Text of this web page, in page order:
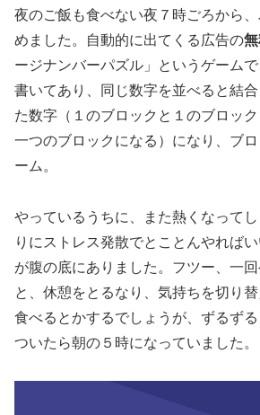
夜のご飯も食べない夜７時ごろから
めました。自動的に出てくる広告の
ージナンバーパズル」というゲーム
書いてあり、同じ数字を並べると結
た数字（１のブロックと１のブロッ
一つのブロックになる）になり、ブ
ーム。
やっているうちに、また熱くなって
りにストレス発散でとことんやれば
が腹の底にありました。フツー、一
と、休憩をとるなり、気持ちを切り
食べるとかするでしょうが、ずるず
ついたら朝の５時になっていました。